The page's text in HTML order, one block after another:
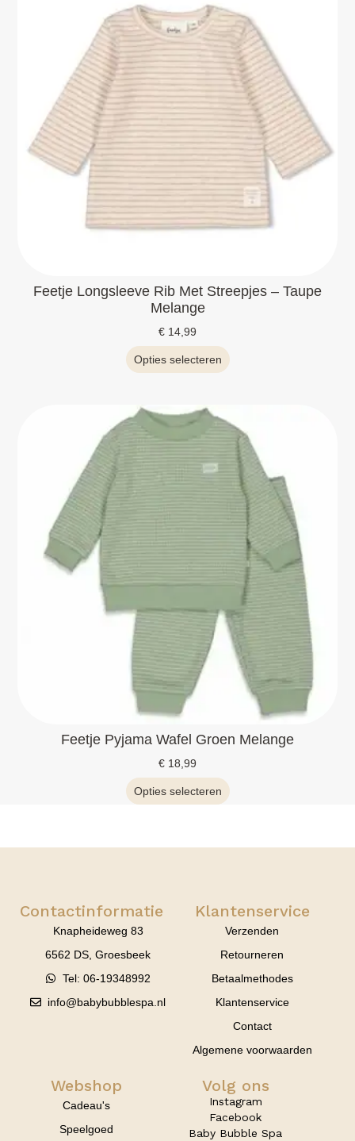
Feetje Longsleeve Rib Met Streepjes – Taupe
Melange
€ 14,99
Opties selecteren
Feetje Pyjama Wafel Groen Melange
€ 18,99
Opties selecteren
Contactinformatie
Knapheideweg 83
6562 DS, Groesbeek
Tel: 06-19348992
info@babybubblespa.nl
Klantenservice
Verzenden
Retourneren
Betaalmethodes
Klantenservice
Contact
Algemene voorwaarden
Webshop
Cadeau's
Speelgoed
Volg ons
Instagram
Facebook
Baby Bubble Spa